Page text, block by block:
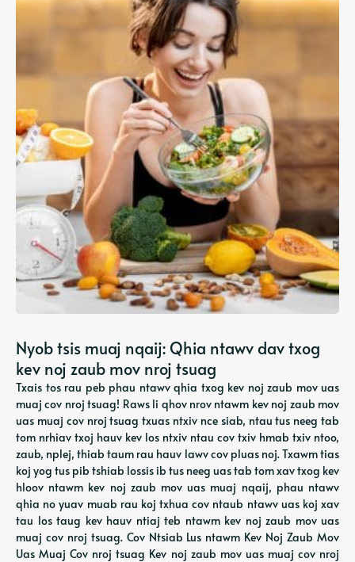
Nyob tsis muaj nqaij: Qhia ntawv dav txog
kev noj zaub mov nroj tsuag
Txais tos rau peb phau ntawv qhia txog kev noj zaub mov uas
muaj cov nroj tsuag! Raws li qhov nrov ntawm kev noj zaub mov
uas muaj cov nroj tsuag txuas ntxiv nce siab, ntau tus neeg tab
tom nrhiav txoj hauv kev los ntxiv ntau cov txiv hmab txiv ntoo,
zaub, nplej, thiab taum rau hauv lawv cov pluas noj. Txawm tias
koj yog tus pib tshiab lossis ib tus neeg uas tab tom xav txog kev
hloov ntawm kev noj zaub mov uas muaj nqaij, phau ntawv
qhia no yuav muab rau koj txhua cov ntaub ntawv uas koj xav
tau los taug kev hauv ntiaj teb ntawm kev noj zaub mov uas
muaj cov nroj tsuag. Cov Ntsiab Lus ntawm Kev Noj Zaub Mov
Uas Muaj Cov nroj tsuag Kev noj zaub mov uas muaj cov nroj